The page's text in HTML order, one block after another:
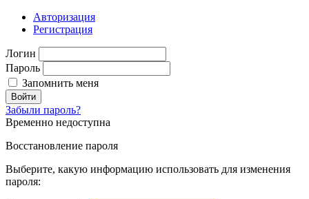
Авторизация
Регистрация
Логин
Пароль
Запомнить меня
Войти
Забыли пароль?
Временно недоступна
Восстановление пароля
Выберите, какую информацию использовать для изменения
пароля: